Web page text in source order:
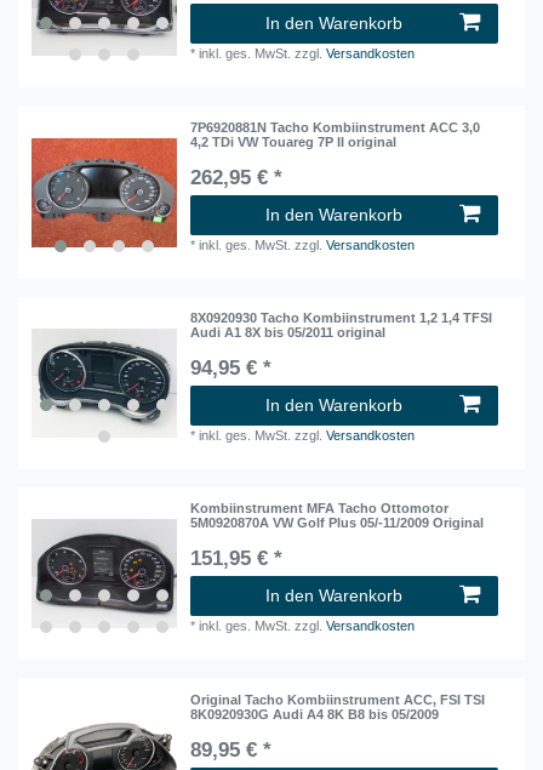
In den Warenkorb
*inkl. ges. MwSt. zzgl.Versandkosten
7P6920881N Tacho Kombiinstrument ACC 3,0
4,2 TDi VW Touareg 7P II original
262,95 € *
In den Warenkorb
*inkl. ges. MwSt. zzgl.Versandkosten
8X0920930 Tacho Kombiinstrument 1,2 1,4 TFSI
Audi A1 8X bis 05/2011 original
94,95 € *
In den Warenkorb
*inkl. ges. MwSt. zzgl.Versandkosten
Kombiinstrument MFA Tacho Ottomotor
5M0920870A VW Golf Plus 05/-11/2009 Original
151,95 € *
In den Warenkorb
*inkl. ges. MwSt. zzgl.Versandkosten
Original Tacho Kombiinstrument ACC, FSI TSI
8K0920930G Audi A4 8K B8 bis 05/2009
89,95 € *